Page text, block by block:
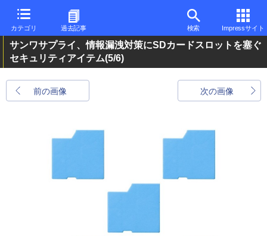
カテゴリ 過去記事 検索 Impressサイト
サンワサプライ、情報漏洩対策にSDカードスロットを塞ぐ
セキュリティアイテム(5/6)
前の画像 次の画像